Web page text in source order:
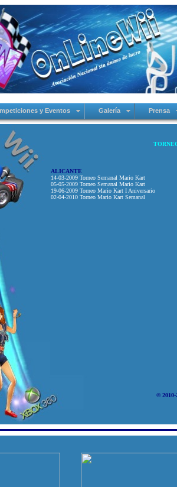
y Eventos Galería Prensa
ALICANTE
14-03-2009 Torneo Semanal Mario Kart
05-05-2009 Torneo Semanal Mario Kart
19-06-2009 Torneo Mario Kart I Aniversario
02-04-2010 Torneo Mario Kart Semanal
©